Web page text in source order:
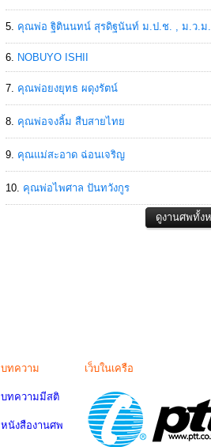
คุณพ่อ ฐิตินนทน์ สุรดิฐนันท์ ม.ป.ช. , ม.ว.ม.
NOBUYO ISHII
คุณพ่อยงยุทธ ผดุงรัตน์
คุณพ่อจงลิ้ม สืบสายไทย
คุณแม่สะอาด ฉ่อนเจริญ
คุณพ่อไพศาล ปันทวังกูร
บทความ
บทความมีสติ
หนังสืองานศพ
เว็บในเครือ